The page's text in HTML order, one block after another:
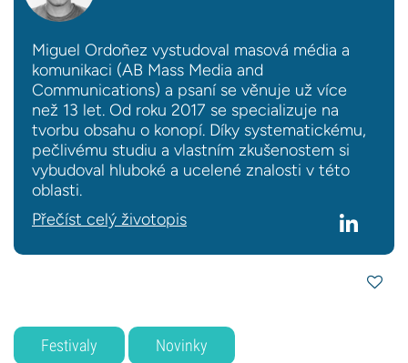
Miguel Ordoñez vystudoval masová média a
komunikaci (AB Mass Media and
Communications) a psaní se věnuje už více
než 13 let. Od roku 2017 se specializuje na
tvorbu obsahu o konopí. Díky systematickému,
pečlivému studiu a vlastním zkušenostem si
vybudoval hluboké a ucelené znalosti v této
oblasti.
Přečíst celý životopis
Festivaly Novinky